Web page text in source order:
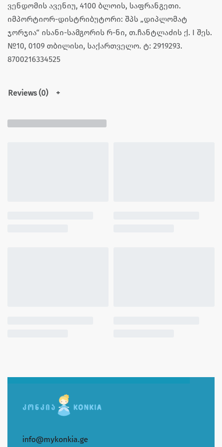
ვენდომის ავენიუ, 4100 ბლოის, საფრანგეთი.
იმპორტიორ-დისტრიბუტორი: შპს „დიპლომატ
ჯორჯია“ ისანი-სამგორის რ-ნი, თ.ჩანტლაძის ქ. I შეს.
№10, 0109 თბილისი, საქართველო. ტ: 2919293.
8700216334525
Reviews (0)
info@mykonkia.ge